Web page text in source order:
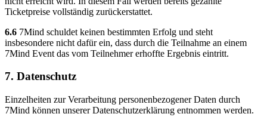
Ticketpreise vollständig zurückerstattet.
6.6 7Mind schuldet keinen bestimmten Erfolg und steht
insbesondere nicht dafür ein, dass durch die Teilnahme an einem
7Mind Event das vom Teilnehmer erhoffte Ergebnis eintritt.
7. Datenschutz
Einzelheiten zur Verarbeitung personenbezogener Daten durch
7Mind können unserer Datenschutzerklärung entnommen werden.